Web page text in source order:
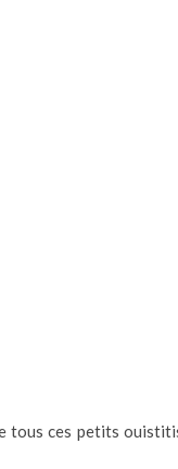
tous ces petits